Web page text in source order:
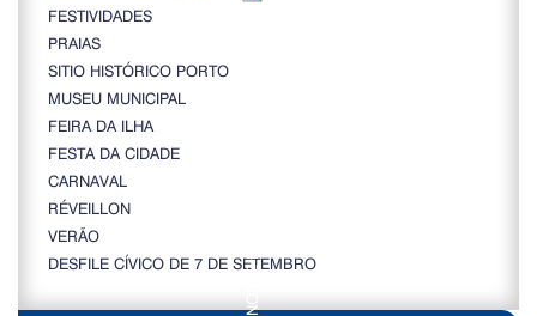
FESTIVIDADES
PRAIAS
SITIO HISTÓRICO PORTO
MUSEU MUNICIPAL
FEIRA DA ILHA
FESTA DA CIDADE
CARNAVAL
RÉVEILLON
VERÃO
DESFILE CÍVICO DE 7 DE SETEMBRO